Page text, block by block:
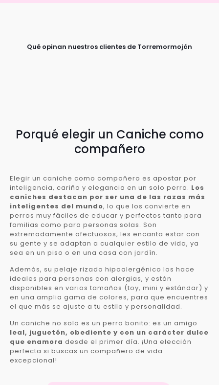
Qué opinan nuestros clientes de Torremormojón
Porqué elegir un Caniche como
compañero
Elegir un caniche como compañero es apostar por
inteligencia, cariño y elegancia en un solo perro. Los
caniches destacan por ser una de las razas más
inteligentes del mundo, lo que los convierte en
perros muy fáciles de educar y perfectos tanto para
familias como para personas solas. Son
extremadamente afectuosos, les encanta estar con
su gente y se adaptan a cualquier estilo de vida, ya
sea en un piso o en una casa con jardín.
Además, su pelaje rizado hipoalergénico los hace
ideales para personas con alergias, y están
disponibles en varios tamaños (toy, mini y estándar) y
en una amplia gama de colores, para que encuentres
el que más se ajuste a tu estilo y personalidad.
Un caniche no solo es un perro bonito: es un amigo
leal, juguetón, obediente y con un carácter dulce
que enamora desde el primer día. ¡Una elección
perfecta si buscas un compañero de vida
excepcional!